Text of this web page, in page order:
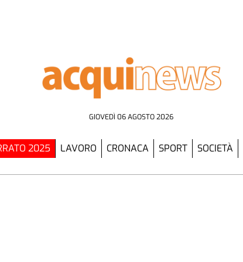
GIOVEDÌ 06 AGOSTO 2026
2025 LAVORO CRONACA SPORT SOCIETÀ